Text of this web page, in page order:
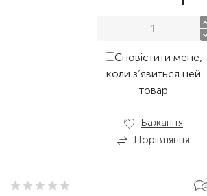
Сповістити мене,
коли з’явиться цей
товар
Бажання
Порівняння